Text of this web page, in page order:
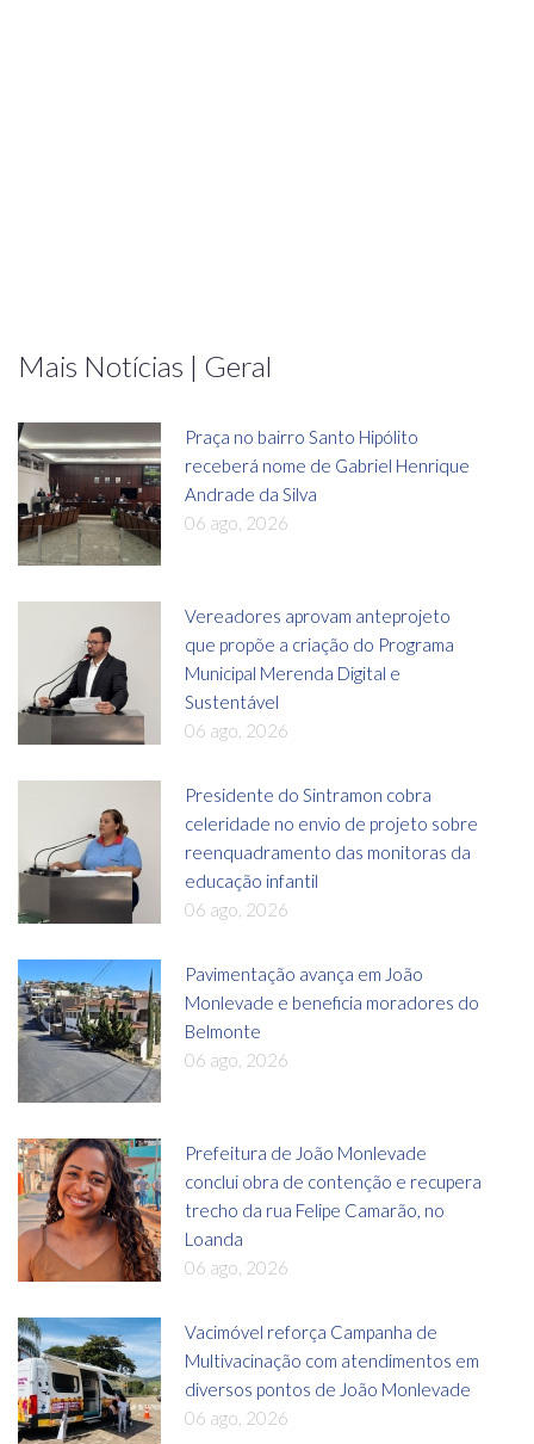
Mais Notícias | Geral
Praça no bairro Santo Hipólito
receberá nome de Gabriel Henrique
Andrade da Silva
06 ago, 2026
Vereadores aprovam anteprojeto
que propõe a criação do Programa
Municipal Merenda Digital e
Sustentável
06 ago, 2026
Presidente do Sintramon cobra
celeridade no envio de projeto sobre
reenquadramento das monitoras da
educação infantil
06 ago, 2026
Pavimentação avança em João
Monlevade e beneficia moradores do
Belmonte
06 ago, 2026
Prefeitura de João Monlevade
conclui obra de contenção e recupera
trecho da rua Felipe Camarão, no
Loanda
06 ago, 2026
Vacimóvel reforça Campanha de
Multivacinação com atendimentos em
diversos pontos de João Monlevade
06 ago, 2026